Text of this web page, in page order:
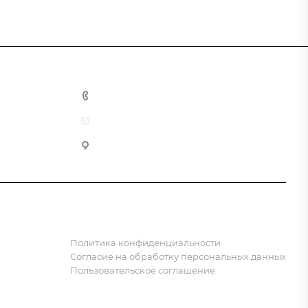
Политика конфиденциальности
Согласие на обработку персональных данных
Пользовательское соглашение